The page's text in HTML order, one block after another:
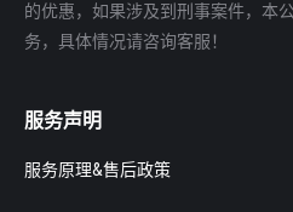
的优惠，如果涉及到刑事案件，本
务，具体情况请咨询客服！
服务声明
服务原理&售后政策